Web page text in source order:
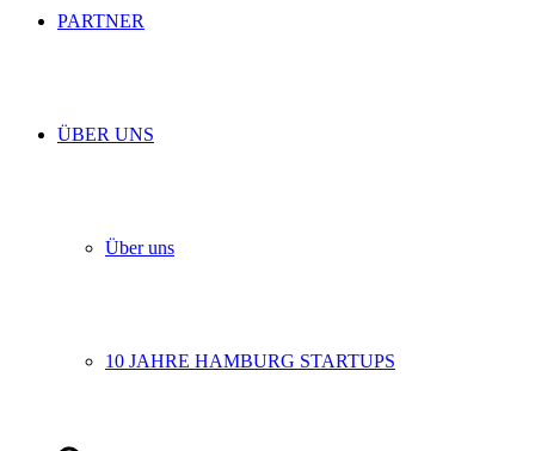
PARTNER
ÜBER UNS
Über uns
10 JAHRE HAMBURG STARTUPS